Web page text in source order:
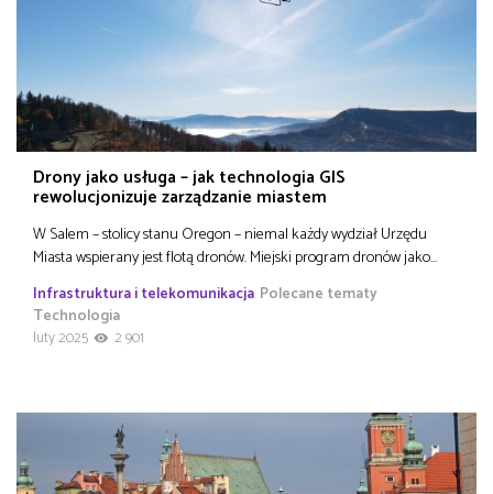
Drony jako usługa – jak technologia GIS
rewolucjonizuje zarządzanie miastem
W Salem – stolicy stanu Oregon – niemal każdy wydział Urzędu
Miasta wspierany jest flotą dronów. Miejski program dronów jako…
Infrastruktura i telekomunikacja Polecane tematy
Technologia
luty 2025
2 901